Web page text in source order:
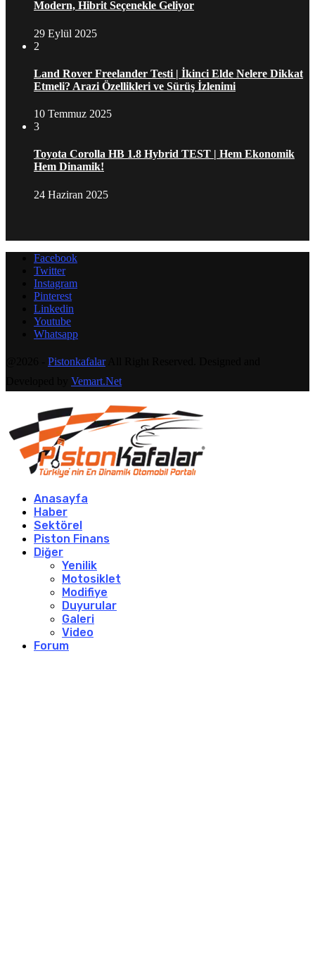
Modern, Hibrit Seçenekle Geliyor
29 Eylül 2025
2
Land Rover Freelander Testi | İkinci Elde Nelere Dikkat
Etmeli? Arazi Özellikleri ve Sürüş İzlenimi
10 Temmuz 2025
3
Toyota Corolla HB 1.8 Hybrid TEST | Hem Ekonomik
Hem Dinamik!
24 Haziran 2025
Facebook
Twitter
Instagram
Pinterest
Linkedin
Youtube
Whatsapp
PistonkafalarAll Right Reserved. Designed and
Vemart.Net
Anasayfa
Haber
Sektörel
Piston Finans
Diğer
Yenilik
Motosiklet
Modifiye
Duyurular
Galeri
Video
Forum